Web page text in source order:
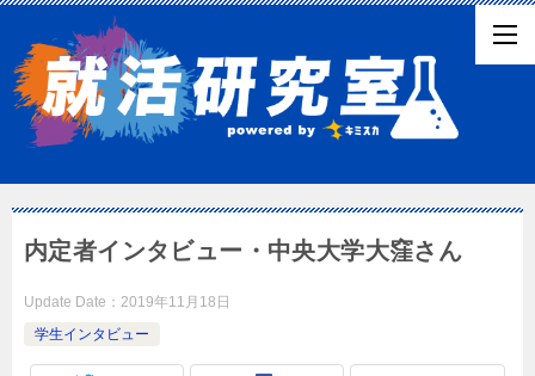
内定者インタビュー・中央大学大窪さん
Update Date： 2019年11月18日
学生インタビュー